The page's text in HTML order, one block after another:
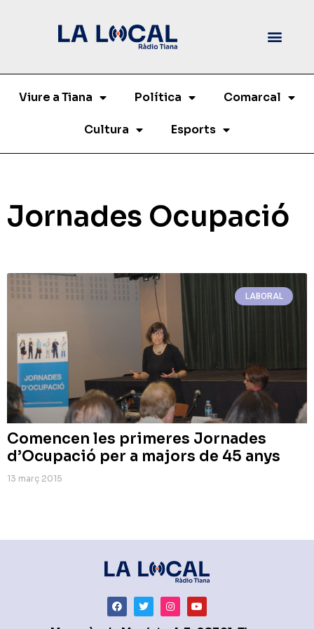
Viure a Tiana Política Comarcal
Cultura Esports
Jornades Ocupació
LABORAL
Comencen les primeres Jornades
d’Ocupació per a majors de 45 anys
13 març 2015